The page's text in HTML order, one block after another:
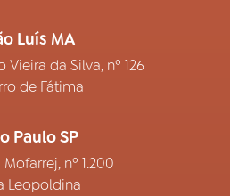
Luís MA
Vieira da Silva, nº 126
de Fátima
Paulo SP
nº 1.200
Leopoldina